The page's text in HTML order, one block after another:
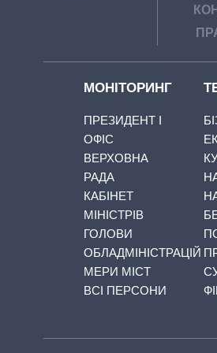
МОНІТОРИНГ
ПРЕЗИДЕНТ І
ОФІС
ВЕРХОВНА
РАДА
КАБІНЕТ
МІНІСТРІВ
ГОЛОВИ
ОБЛАДМІНІСТРАЦІЙ
МЕРИ МІСТ
ВСІ ПЕРСОНИ